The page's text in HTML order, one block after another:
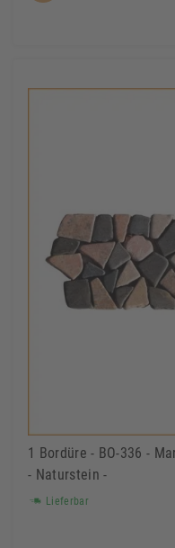
1 Bordüre - BO-336 -
- Naturstein -
Lieferbar